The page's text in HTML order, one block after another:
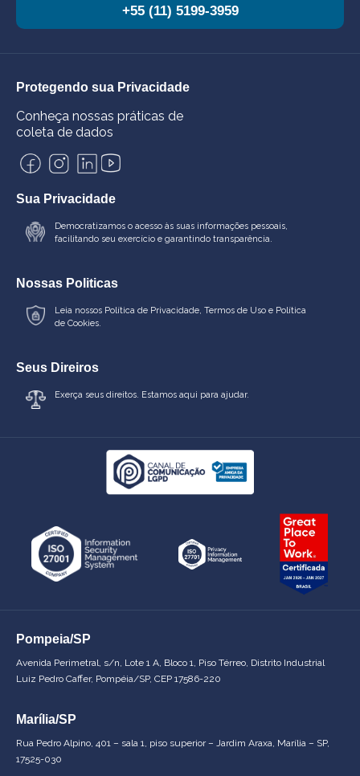
+55 (11) 5199-3959
Protegendo sua Privacidade
Conheça nossas práticas de
coleta de dados
Sua Privacidade
Democratizamos o acesso às suas informações pessoais,
facilitando seu exercício e garantindo transparência.
Nossas Politicas
Leia nossos Política de Privacidade,Termos de Uso e Política
de Cookies.
Seus Direiros
Exerça seus direitos. Estamos aqui para ajudar.
Pompeia/SP
Avenida Perimetral, s/n, Lote 1 A, Bloco 1, Piso Térreo, Distrito Industrial
Luiz Pedro Caffer, Pompéia/SP, CEP 17586-220
Marília/SP
Rua Pedro Alpino, 401 – sala 1, piso superior – Jardim Araxa, Marília – SP,
17525-030